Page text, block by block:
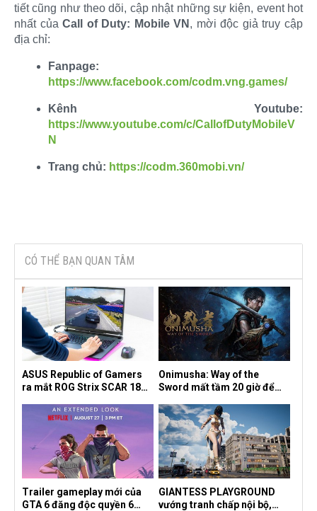
tiết cũng như theo dõi, cập nhật những sự kiện, event hot
nhất củaCall of Duty: Mobile VN , mời độc giả truy cập
địa chỉ:​
Fanpage:
https://www.facebook.com/codm.vng.games/
Kênh Youtube:
https://www.youtube.com/c/CallofDutyMobileV
N
Trang chủ: https://codm.360mobi.vn/
CÓ THỂ BẠN QUAN TÂM
ASUS Republic of Gamers
ra mắt ROG Strix SCAR 18
Onimusha: Way of the
Sword mất tầm 20 giờ để
dành cho newbie và lão làng
Trailer gameplay mới của
GTA 6 đăng độc quyền 6
GIANTESS PLAYGROUND
vướng tranh chấp nội bộ,